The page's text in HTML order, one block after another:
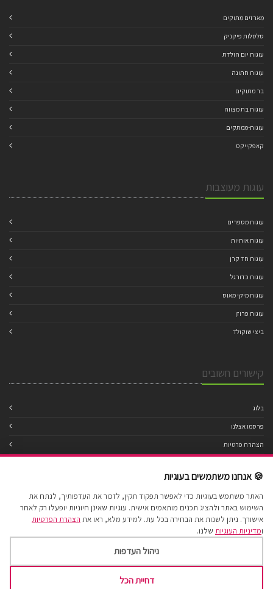
מארזים מתוקים
סלסלות פיקניק
עוגות יום הולדת
עוגות חתונה
בר מתוקים
עוגות בת מצווה
עוגות-ממתקים
קאפקייקס
עוגות מעוצבות
עוגות מספרים
עוגות אותיות
עוגות חד קרן
עוגות כדורגל
עוגות מיקי מאוס
עוגות פרוזן
ביצי שוקולד
קישורים חשובים
בלוג
פרסמו אצלנו
הצהרת פרטיות
תנאי שימוש
הצהרת נגישות
מפת אתר
🍪 אנחנו משתמשים בעוגיות
האתר משתמש בעוגיות כדי לאפשר תפקוד תקין, לזכור את העדפותיך, לנתח את
השימוש באתר ולהציג תכנים מותאמים אישית. עוגיות שאינן חיוניות יופעלו רק לאחר
אישורך. ניתן לשנות את הבחירה בכל עת. למידע מלא, ראו את הצהרת הפרטיות
ומדיניות העוגיות שלנו.
ניהול העדפות
דחיית הכל